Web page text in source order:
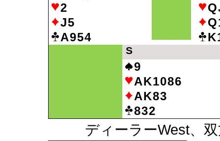
2
J5
A954
S
9
AK1086
AK83
832
ディーラーWest、双